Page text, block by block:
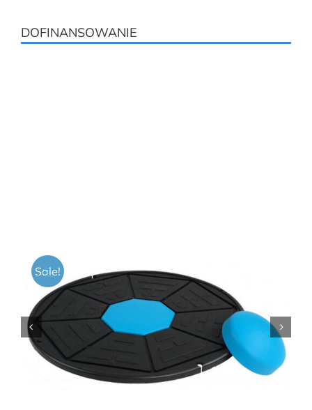
Sale!
DOFINANSOWANIE